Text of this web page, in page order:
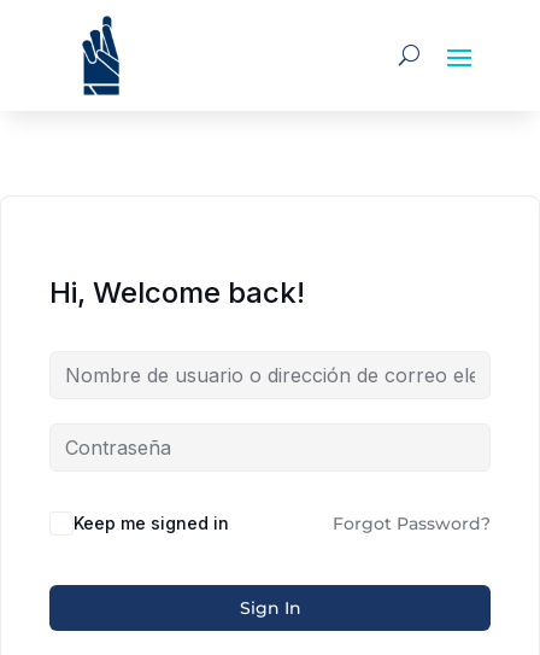
Hi, Welcome back!
Alternative:
Keep me signed in Forgot Password?
Sign In